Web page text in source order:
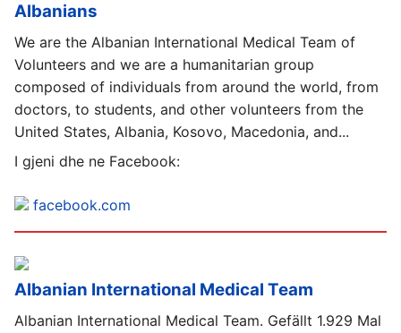
Albanians
We are the Albanian International Medical Team of
Volunteers and we are a humanitarian group
composed of individuals from around the world, from
doctors, to students, and other volunteers from the
United States, Albania, Kosovo, Macedonia, and...
I gjeni dhe ne Facebook:
facebook.com
Albanian International Medical Team
Albanian International Medical Team. Gefällt 1.929 Mal